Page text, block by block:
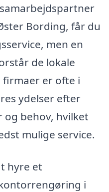
Bording, får du
men en
de lokale
firmaer er ofte i
ydelser efter
og behov, hvilket
mulige service.
hyre et
i